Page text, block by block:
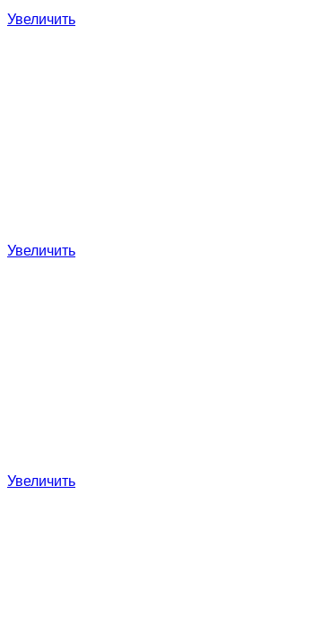
Увеличить
Увеличить
Увеличить